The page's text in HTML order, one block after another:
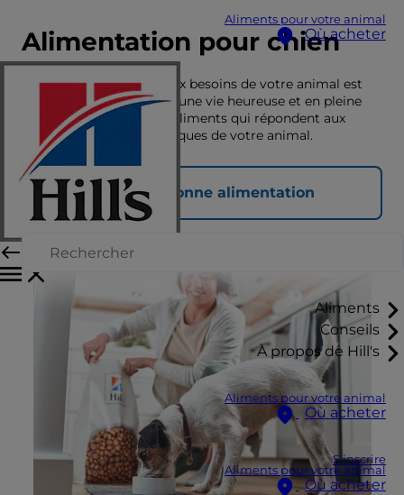
Aliments pour votre animal
Où acheter
Aliments
Conseils
À propos de Hill's
Aliments pour votre animal
Où acheter
S'inscrire
Aliments pour votre animal
Où acheter
Alimentation pour chien
Une nutrition adaptée aux besoins de votre animal est
essentielle pour lui offrir une vie heureuse et en pleine
santé. Découvrez ici les aliments qui répondent aux
besoins nutritionnels uniques de votre animal.
Choisir la bonne alimentation